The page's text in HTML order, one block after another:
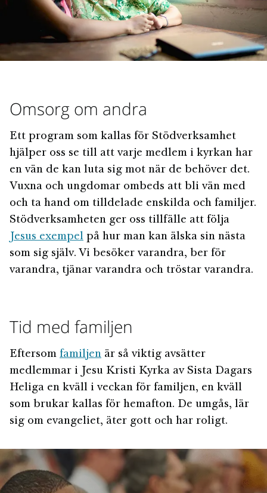
Omsorg om andra
Ett program som kallas för Stödverksamhet
hjälper oss se till att varje medlem i kyrkan har
en vän de kan luta sig mot när de behöver det.
Vuxna och ungdomar ombeds att bli vän med
och ta hand om tilldelade enskilda och familjer.
Stödverksamheten ger oss tillfälle att följa
Jesus exempel på hur man kan älska sin nästa
som sig själv. Vi besöker varandra, ber för
varandra, tjänar varandra och tröstar varandra.
Tid med familjen
Eftersom familjen är så viktig avsätter
medlemmar i Jesu Kristi Kyrka av Sista Dagars
Heliga en kväll i veckan för familjen, en kväll
som brukar kallas för hemafton. De umgås, lär
sig om evangeliet, äter gott och har roligt.